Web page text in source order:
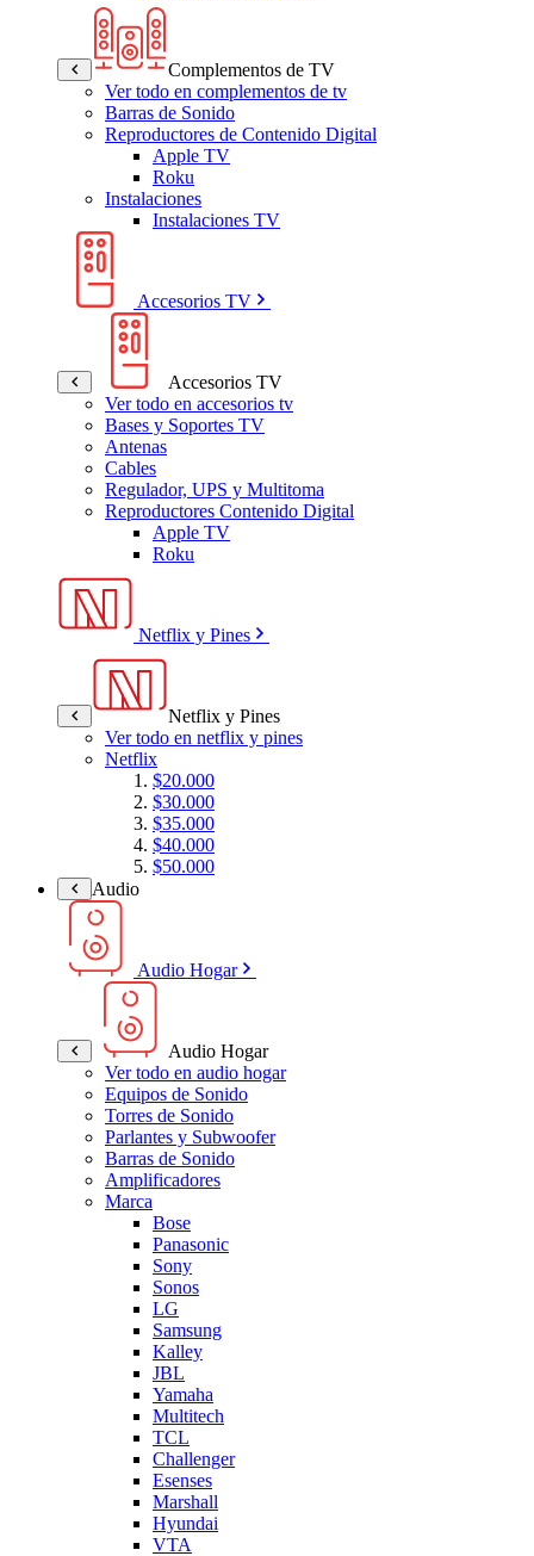
Complementos de TV
Ver todo en complementos de tv
Barras de Sonido
Reproductores de Contenido Digital
Apple TV
Roku
Instalaciones
Instalaciones TV
Accesorios TV
Accesorios TV
Ver todo en accesorios tv
Bases y Soportes TV
Antenas
Cables
Regulador, UPS y Multitoma
Reproductores Contenido Digital
Apple TV
Roku
Netflix y Pines
Netflix y Pines
Ver todo en netflix y pines
Netflix
$20.000
$30.000
$35.000
$40.000
$50.000
Audio
Audio Hogar
Audio Hogar
Ver todo en audio hogar
Equipos de Sonido
Torres de Sonido
Parlantes y Subwoofer
Barras de Sonido
Amplificadores
Marca
Bose
Panasonic
Sony
Sonos
LG
Samsung
Kalley
JBL
Yamaha
Multitech
TCL
Challenger
Esenses
Marshall
Hyundai
VTA